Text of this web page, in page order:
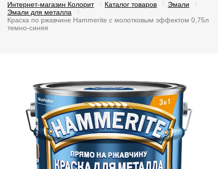
Интернет-магазин Колорит Каталог товаров
Эмали
Эмали для металла
Краска по ржавчине Hammerite с молотковым эффектом 0,75л
темно-синяя